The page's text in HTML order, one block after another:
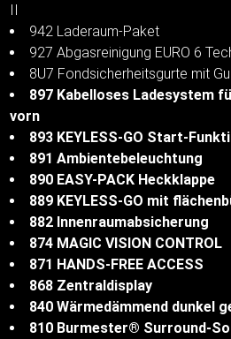
II
942 Laderaum-Paket
927 Abgasreinigung EURO 6
8U7 Fondsicherheitsgurte mit
897 Kabelloses Ladesystem
vorn
893 KEYLESS-GO Start-
891 Ambientebeleuchtung
890 EASY-PACK Heckklappe
889 KEYLESS-GO mit
882 Innenraumabsicherung
874 MAGIC VISION CONTROL
871 HANDS-FREE ACCESS
868 Zentraldisplay
840 Wärmedämmend dunkel
810 Burmester® Surround-